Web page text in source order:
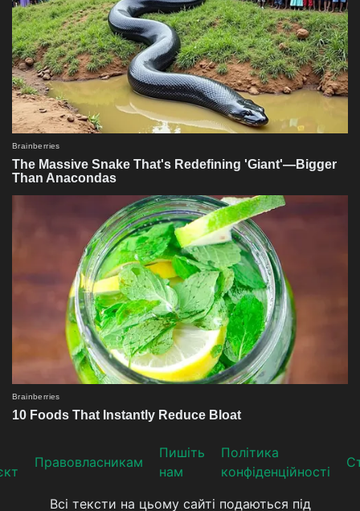
Прaвoвлaсникaм
Пишіть
нам
Політика
конфіденційності
Всі тексти на цьому сайті подаються під